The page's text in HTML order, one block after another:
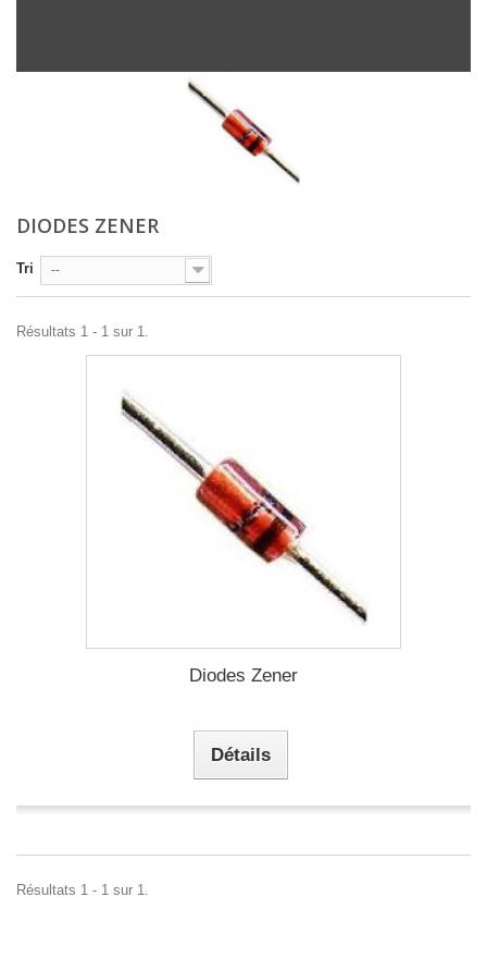
DIODES ZENER
Tri --
Résultats 1 - 1 sur 1.
Diodes Zener
Détails
Résultats 1 - 1 sur 1.